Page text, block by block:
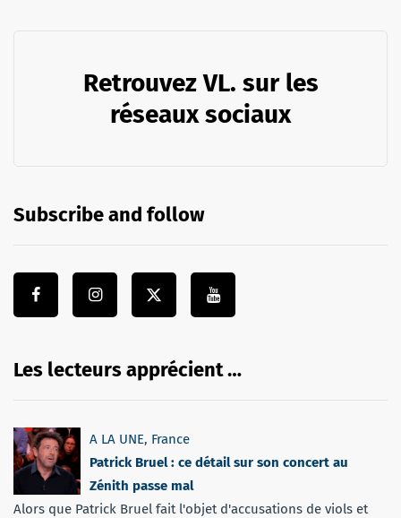
Retrouvez VL. sur les
réseaux sociaux
Subscribe and follow
Les lecteurs apprécient …
A LA UNE, France
Patrick Bruel : ce détail sur son concert au
Zénith passe mal
Alors que Patrick Bruel fait l'objet d'accusations de viols et